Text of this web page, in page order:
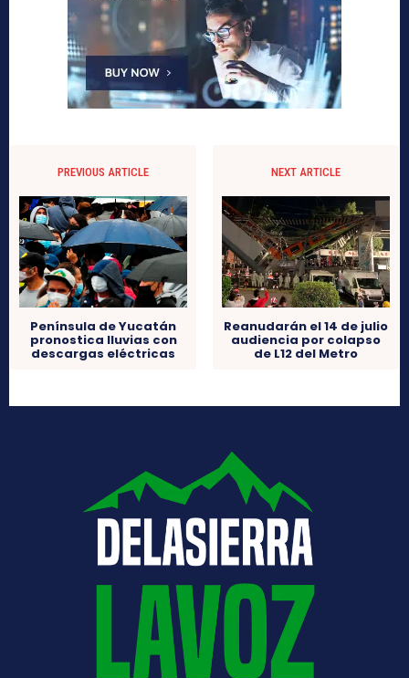
PREVIOUS ARTICLE
Península de Yucatán
pronostica lluvias con
descargas eléctricas
NEXT ARTICLE
Reanudarán el 14 de julio
audiencia por colapso
de L12 del Metro